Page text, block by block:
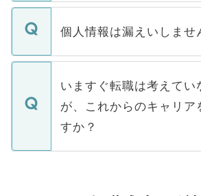
ません。
■応募殺到を避けるため 人
関を公にしてしまうと、応
に、医療機関が求める条件
みを人材紹介会社に依頼す
ています。
転職・入職を強要すること
ん。また、仮に応募先から
定を承諾する必要はありま
の辞退の連絡はキャリアパ
ますので、ご安心ください
個人情報は漏えいしませ
個人情報が漏えいすること
で、ご安心ください。当サ
などで収集したご登録者様
ご本人のキャリアアップお
支援を目的に使用いたしま
ているすべての個人データ
いますぐ転職は考えてい
が、これからのキャリア
すか？